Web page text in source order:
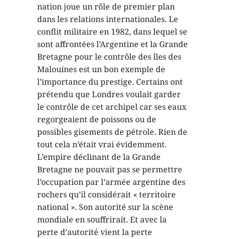
nation joue un rôle de premier plan
dans les relations internationales. Le
conflit militaire en 1982, dans lequel se
sont affrontées l’Argentine et la Grande
Bretagne pour le contrôle des îles des
Malouines est un bon exemple de
l’importance du prestige. Certains ont
prétendu que Londres voulait garder
le contrôle de cet archipel car ses eaux
regorgeaient de poissons ou de
possibles gisements de pétrole. Rien de
tout cela n’était vrai évidemment.
L’empire déclinant de la Grande
Bretagne ne pouvait pas se permettre
l’occupation par l’armée argentine des
rochers qu’il considérait « territoire
national ». Son autorité sur la scène
mondiale en souffrirait. Et avec la
perte d’autorité vient la perte